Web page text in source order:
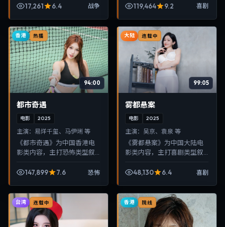
面清晰，适合移动端与电视
17,261 6.4 战争
晰，适合移动端与电视端随
119,464 9.2 喜剧
香港 热播
94:00
都市奇遇
电影 2025
主演： 易烊千玺、马伊琍 等
《都市奇遇》为中国香港电
影类内容，主打恐怖类型叙
适合移动端与电视端随时在
147,899 7.6 恐怖
大陆 连载中
99:05
雾都悬案
电影 2025
主演： 吴京、袁泉 等
《雾都悬案》为中国大陆电
影类内容，主打喜剧类型叙
适合移动端与电视端随时在
48,130 6.4 喜剧
台湾 连载中 香港 院线